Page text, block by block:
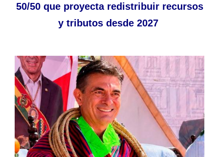
50/50 que proyecta redistribuir recursos
y tributos desde 2027